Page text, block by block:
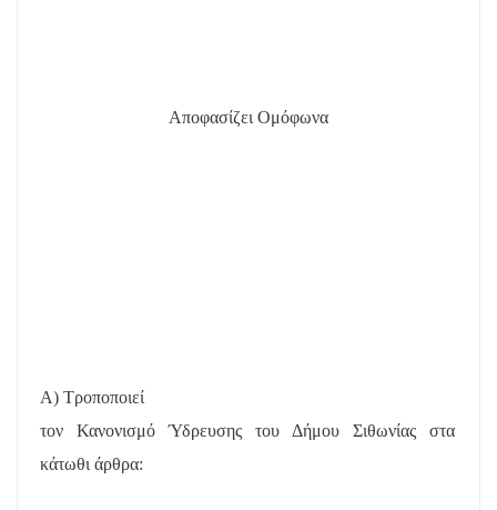
Αποφασίζει Ομόφωνα
Α) Τροποποιεί
τον Κανονισμό Ύδρευσης του Δήμου Σιθωνίας στα
κάτωθι άρθρα: